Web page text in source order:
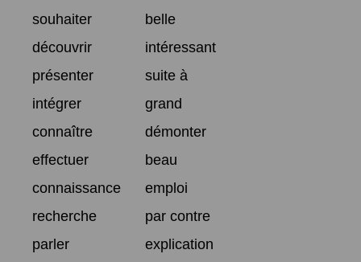
souhaiter
belle
découvrir
intéressant
présenter
suite à
intégrer
grand
connaître
démonter
effectuer
beau
connaissance
emploi
recherche
par contre
parler
explication